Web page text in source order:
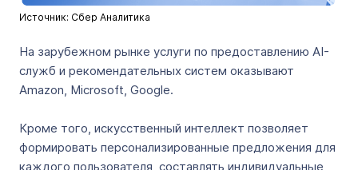
Источник: Сбер Аналитика
На зарубежном рынке услуги по предоставлению AI-
служб и рекомендательных систем оказывают
Amazon, Microsoft, Google.
Кроме того, искусственный интеллект позволяет
формировать персонализированные предложения для
каждого пользователя, составлять индивидуальные